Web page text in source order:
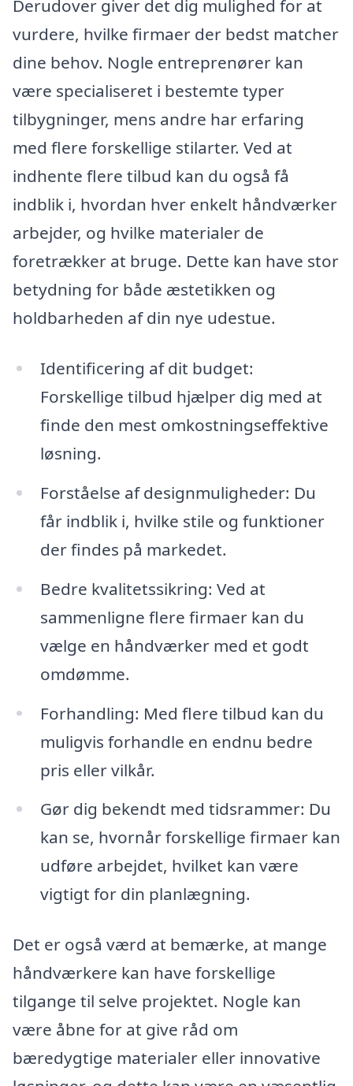
Derudover giver det dig mulighed for at
vurdere, hvilke firmaer der bedst matcher
dine behov. Nogle entreprenører kan
være specialiseret i bestemte typer
tilbygninger, mens andre har erfaring
med flere forskellige stilarter. Ved at
indhente flere tilbud kan du også få
indblik i, hvordan hver enkelt håndværker
arbejder, og hvilke materialer de
foretrækker at bruge. Dette kan have stor
betydning for både æstetikken og
holdbarheden af din nye udestue.
Identificering af dit budget:
Forskellige tilbud hjælper dig med at
finde den mest omkostningseffektive
løsning.
Forståelse af designmuligheder: Du
får indblik i, hvilke stile og funktioner
der findes på markedet.
Bedre kvalitetssikring: Ved at
sammenligne flere firmaer kan du
vælge en håndværker med et godt
omdømme.
Forhandling: Med flere tilbud kan du
muligvis forhandle en endnu bedre
pris eller vilkår.
Gør dig bekendt med tidsrammer: Du
kan se, hvornår forskellige firmaer kan
udføre arbejdet, hvilket kan være
vigtigt for din planlægning.
Det er også værd at bemærke, at mange
håndværkere kan have forskellige
tilgange til selve projektet. Nogle kan
være åbne for at give råd om
bæredygtige materialer eller innovative